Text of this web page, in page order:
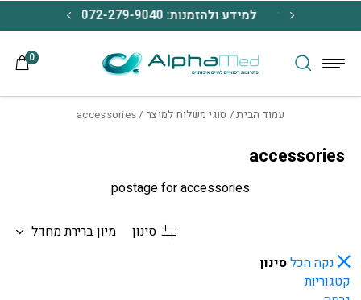
Skip to Content
כל מכשיר למידע ולהזמנות: 072-279-9040 משלוח
0
עמוד הבית/ סוגי משלוח למוצר / accessories
accessories
postage for accessories
סינון
מיון ברירת מחדל
נקה הכלסינון
קטגוריות
בחזרה למעלה